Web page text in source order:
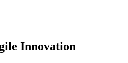
Innovation